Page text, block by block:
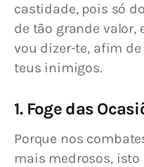
castidade, pois só
de tão grande valor,
vou dizer-te, afim
teus inimigos.
1. Foge das
Porque nos
mais medrosos, isto